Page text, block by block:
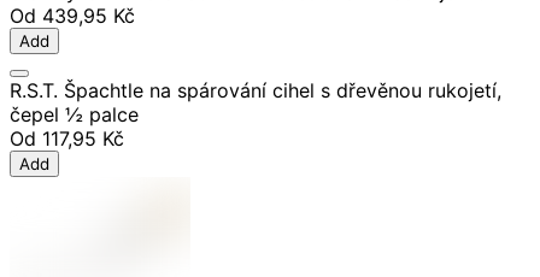
Od 439,95 Kč
Add
R.S.T. Špachtle na spárování cihel s dřevěnou rukojetí,
čepel ½ palce
Od 117,95 Kč
Add